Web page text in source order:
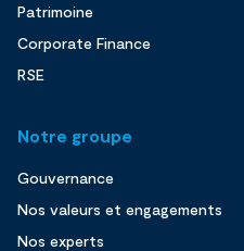
Patrimoine
Corporate Finance
RSE
Notre groupe
Gouvernance
Nos valeurs et engagements
Nos experts